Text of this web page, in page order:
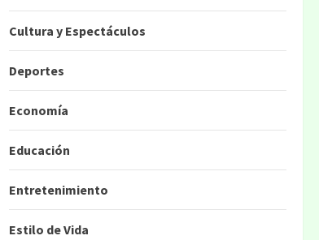
Cultura y Espectáculos
Deportes
Economía
Educación
Entretenimiento
Estilo de Vida